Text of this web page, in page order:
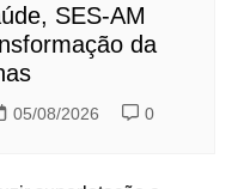
SES-AM
da
05/08/2026 0